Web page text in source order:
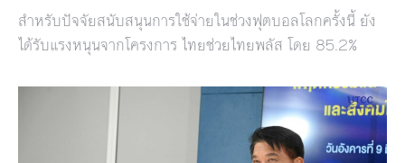
สำหรับปัจจัยสนับสนุนการใช้จ่ายในช่วงฟุตบอลโลกครั้งนี้ ยัง
ได้รับแรงหนุนจากโครงการ ไทยช่วยไทยพลัส โดย 85.2%